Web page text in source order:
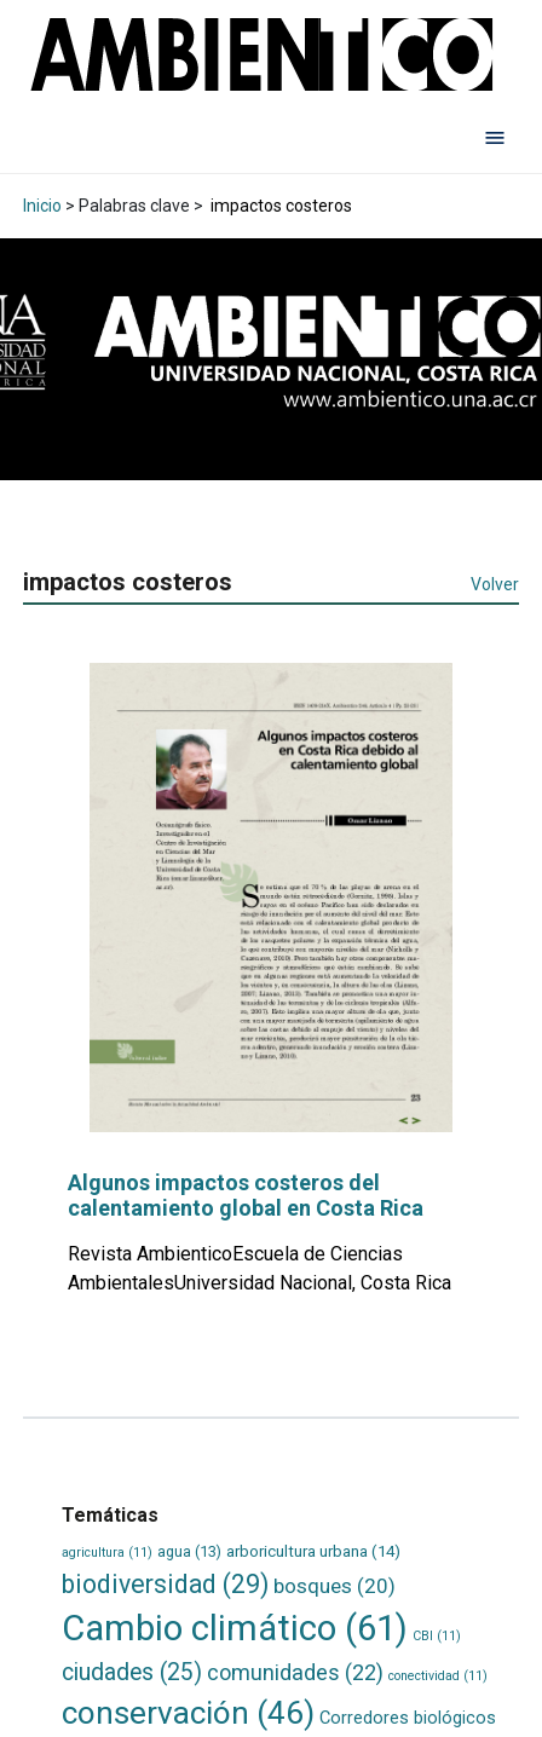
Inicio > Palabras clave > impactos costeros
impactos costeros Volver
Algunos impactos costeros del
calentamiento global en Costa Rica
Revista AmbienticoEscuela de Ciencias
AmbientalesUniversidad Nacional, Costa Rica
Temáticas
agricultura (11) agua (13) arboricultura urbana(14)
biodiversidad (29) bosques (20)
Cambio climático (61) CBI (11)
ciudades (25) comunidades (22) conectividad (11)
conservación (46) Corredores biológicos